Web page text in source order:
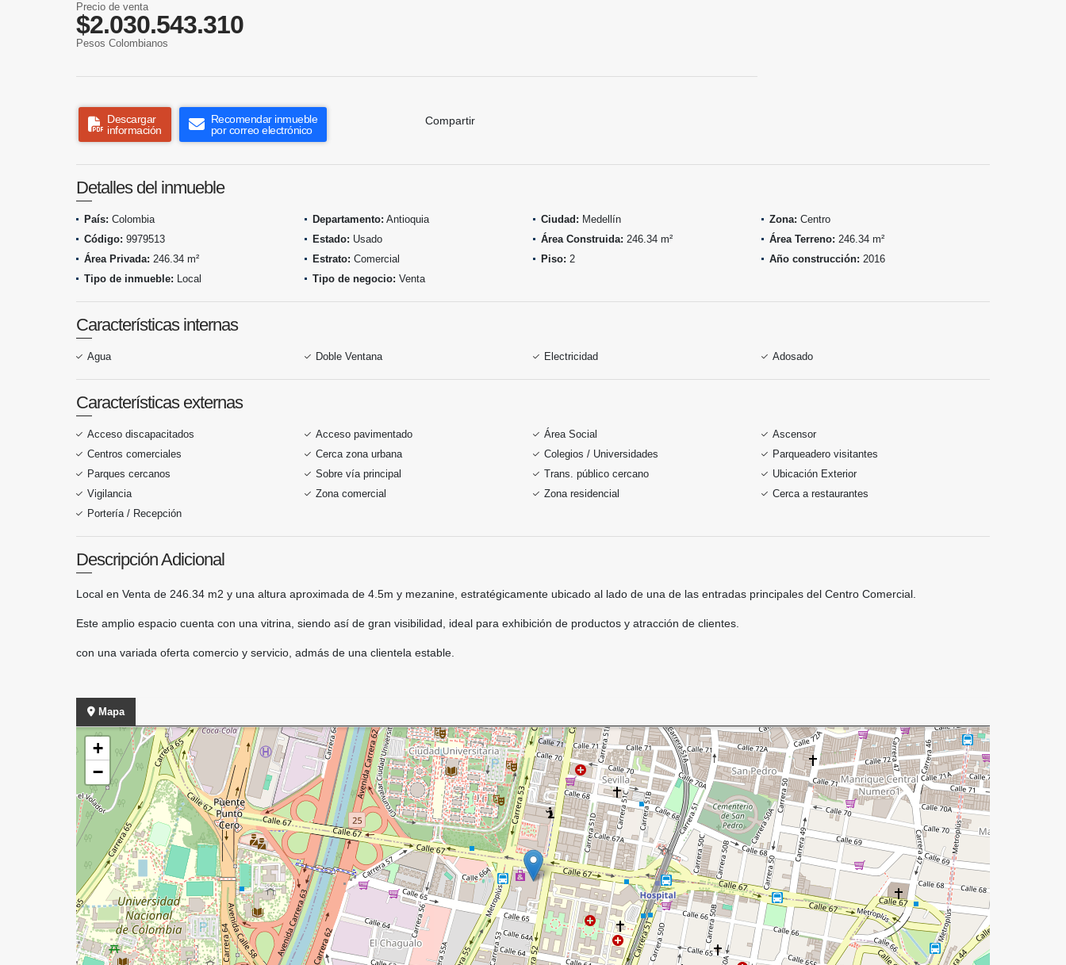
Precio de venta
$2.030.543.310
Pesos Colombianos
Descargar
información
Recomendar inmueble
por correo electrónico
Compartir
Detalles del inmueble
País: Colombia Departamento: Antioquia Ciudad: Medellín Zona: Centro
Código: 9979513 Estado: Usado Área Construida: 246.34 m² Área Terreno: 246.34 m²
Área Privada: 246.34 m² Estrato: Comercial Piso: 2 Año construcción: 2016
Tipo de inmueble: Local Tipo de negocio: Venta
Características internas
Agua Doble Ventana Electricidad Adosado
Características externas
Acceso discapacitados Acceso pavimentado Área Social
Ascensor
Centros comerciales
Cerca zona urbana Colegios / Universidades
Parqueadero visitantes
Parques cercanos
Sobre vía principal Trans. público cercano
Ubicación Exterior
Vigilancia
Zona comercial Zona residencial
Cerca a restaurantes
Portería / Recepción
Descripción Adicional
Local en Venta de 246.34 m2 y una altura aproximada de 4.5m y mezanine, estratégicamente ubicado al lado de una de las entradas principales del Centro Comercial.
Este amplio espacio cuenta con una vitrina, siendo así de gran visibilidad, ideal para exhibición de productos y atracción de clientes.
con una variada oferta comercio y servicio, admás de una clientela estable.
Mapa
+
−